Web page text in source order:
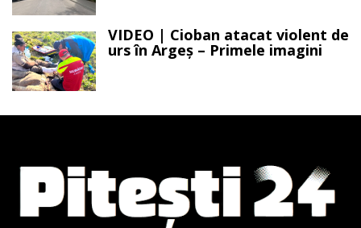
VIDEO | Cioban atacat violent de
urs în Argeș – Primele imagini